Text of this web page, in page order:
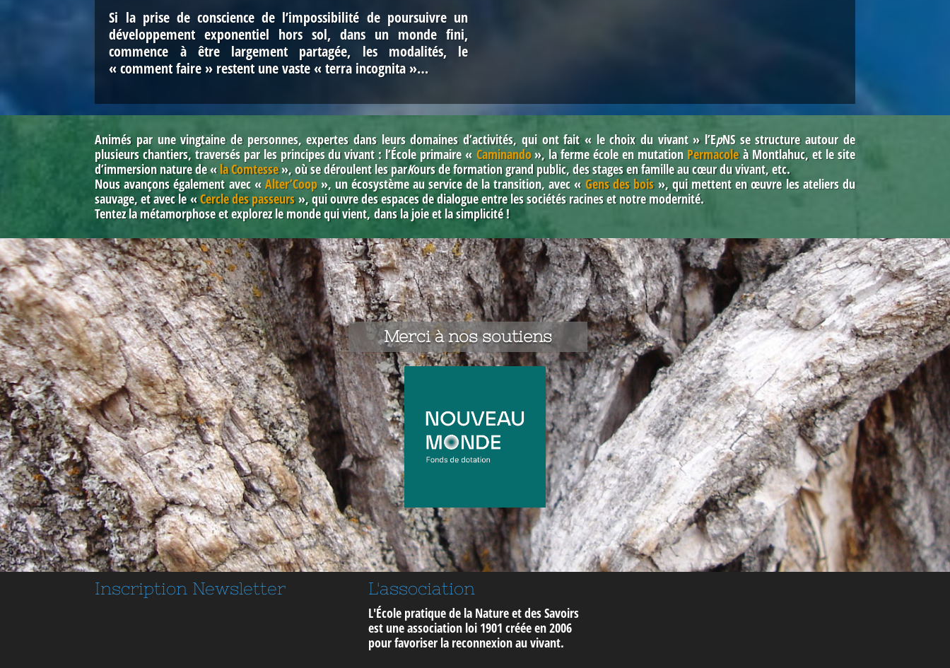
Si la prise de conscience de l’impossibilité de poursuivre un
développement exponentiel hors sol, dans un monde fini,
commence à être largement partagée, les modalités, le
« comment faire » restent une vaste « terra incognita »…
Animés par une vingtaine de personnes, expertes dans leurs domaines d’activités, qui ont fait « le choix du vivant » l’EpNS se structure autour de
plusieurs chantiers, traversés par les principes du vivant : l’École primaire« Caminando», la ferme école en mutation Permacole à Montlahuc,et le site
d’immersion nature de«la Comtesse», où se déroulent les parKours de formation grand public, des stages en famille au cœur du vivant, etc.
Nous avançons également avec « Alter’Coop», un écosystème au service de la transition, avec«Gens des bois», qui mettent en œuvre les ateliers du
sauvage, et avec le«Cercle des passeurs», qui ouvre des espaces de dialogue entre les sociétés racines et notre modernité.
Tentez la métamorphose et explorez le monde qui vient, dans la joie et la simplicité !
Merci à nos soutiens
Inscription Newsletter L'association
L'École pratique de la Nature et des Savoirs
est une association loi 1901 créée en 2006
pourfavoriser la reconnexion au vivant.